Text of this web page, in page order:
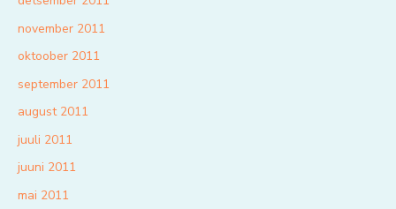
november 2011
oktoober 2011
september 2011
august 2011
juuli 2011
juuni 2011
mai 2011